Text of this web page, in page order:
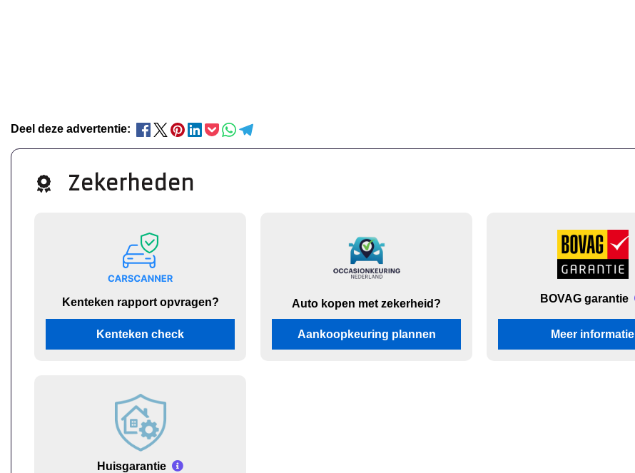
Deel deze advertentie:
Zekerheden
Kenteken rapport opvragen?
Kenteken check
Auto kopen met zekerheid?
Aankoopkeuring plannen
BOVAG garantie
Meer informatie
Huisgarantie